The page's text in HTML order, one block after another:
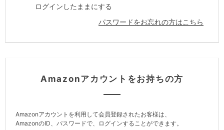
ログインしたままにする
パスワードをお忘れの方はこちら
Amazonアカウントをお持ちの方
Amazonアカウントを利用して会員登録されたお客様は、
AmazonのID、パスワードで、ログインすることができます。